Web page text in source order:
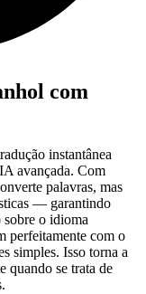
com
instantânea
avançada. Com
palavras, mas
— garantindo
o idioma
perfeitamente com o
simples. Isso torna a
quando se trata de